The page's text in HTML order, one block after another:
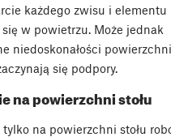
każdego zwisu i elementu
w powietrzu. Może jednak
niedoskonałości
się podpory.
na powierzchni stołu
na powierzchni stołu